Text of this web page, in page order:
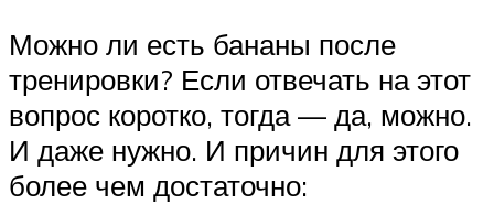
Можно ли есть бананы после
тренировки? Если отвечать на этот
вопрос коротко, тогда — да, можно.
И даже нужно. И причин для этого
более чем достаточно: